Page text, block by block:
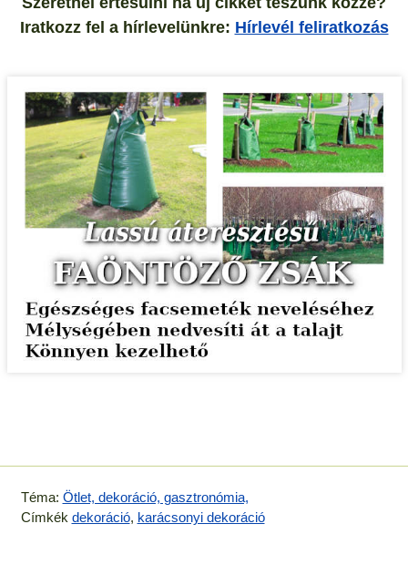
Iratkozz fel a hírlevelünkre: Hírlevél feliratkozás
Téma: Ötlet, dekoráció, gasztronómia,
Címkék dekoráció, karácsonyi dekoráció